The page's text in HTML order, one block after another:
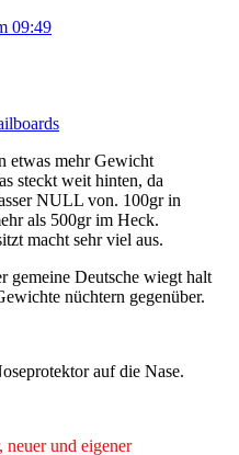
09:49
etwas mehr Gewicht
steckt weit hinten, da
NULL von. 100gr in
als 500gr im Heck.
macht sehr viel aus.
gemeine Deutsche wiegt halt
nüchtern gegenüber.
auf die Nase.
neuer und eigener